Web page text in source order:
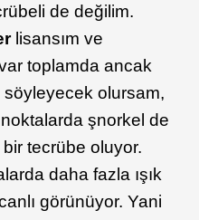
de değilim.
lisansım ve
toplamda ancak
söyleyecek olursam,
şnorkel de
tecrübe oluyor.
daha fazla ışık
görünüyor. Yani